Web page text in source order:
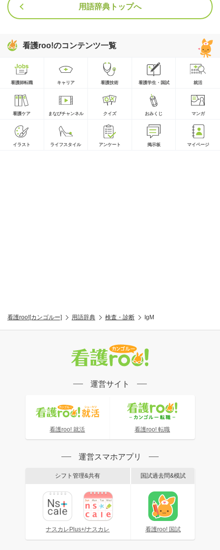
用語辞典トップへ
看護roo!のコンテンツ一覧
看護師転職 キャリア 看護技術 看護学生・国試 就活
看護ケア まなびチャンネル クイズ おみくじ マンガ
イラスト ライフスタイル アンケート 掲示板 マイページ
看護roo![カンゴルー] 用語辞典 検査・診断 IgM
運営サイト
看護roo! 就活 看護roo! 転職
運営スマホアプリ
シフト管理&共有
ナスカレPlus+/ナスカレ
国試過去問&模試
看護roo! 国試